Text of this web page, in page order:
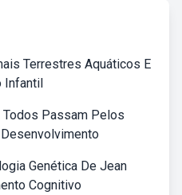
Terrestres Aquáticos E
Infantil
Passam Pelos
Genética De Jean
Cognitivo